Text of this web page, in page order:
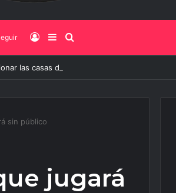
Iniciar Sesión
Barra Lateral
las casas de adobe y hacerlas más seguras
sin público
jugará